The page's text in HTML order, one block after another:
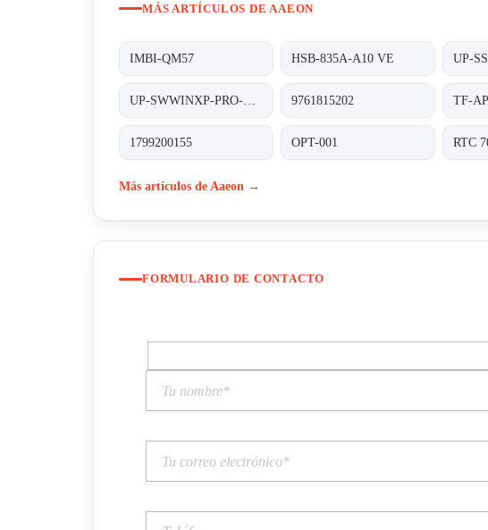
MÁS ARTÍCULOS DE AAEON
IMBI-QM57 HSB-835A-A10 VE UP-
9761815202
1799200155 OPT-001
Más artículos de Aaeon →
FORMULARIO DE CONTACTO